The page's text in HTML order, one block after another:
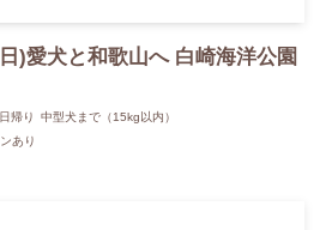
)愛犬と和歌山へ 白崎海洋公園
日帰り
中型犬まで（15kg以内）
あり